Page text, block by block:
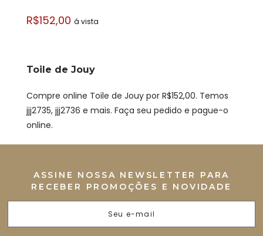
R$152,00 á vista
Toile de Jouy
Compre online Toile de Jouy por R$152,00. Temos
jjj2735, jjj2736 e mais. Faça seu pedido e pague-o
online.
ASSINE NOSSA NEWSLETTER PARA
RECEBER PROMOÇÕES E NOVIDADE